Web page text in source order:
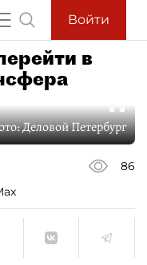
Войти
в
Деловой Петербург
86